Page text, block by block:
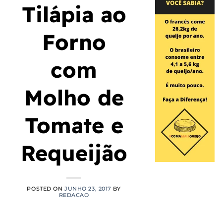
Tilápia ao
Forno
com
Molho de
Tomate e
Requeijão
POSTED ONJUNHO 23, 2017 BY
REDACAO